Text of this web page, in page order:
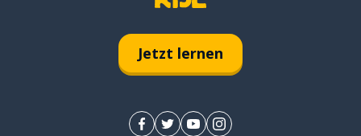
Jetzt lernen